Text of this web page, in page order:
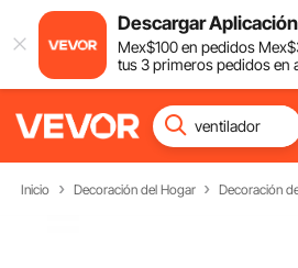
Descargar Aplicación
Mex$100en pedidos Mex$
tus 3 primeros pedidos en
Inicio Decoración del Hogar Decoración